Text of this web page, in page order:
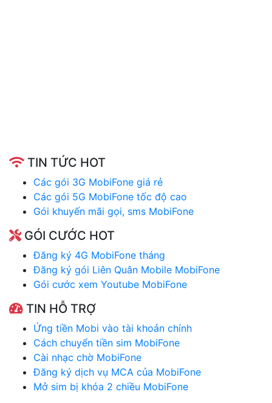
TIN TỨC HOT
Các gói 3G MobiFone giá rẻ
Các gói 5G MobiFone tốc độ cao
Gói khuyến mãi gọi, sms MobiFone
GÓI CƯỚC HOT
Đăng ký 4G MobiFone tháng
Đăng ký gói Liên Quân Mobile MobiFone
Gói cước xem Youtube MobiFone
TIN HỖ TRỢ
Ứng tiền Mobi vào tài khoản chính
Cách chuyển tiền sim MobiFone
Cài nhạc chờ MobiFone
Đăng ký dịch vụ MCA của MobiFone
Mở sim bị khóa 2 chiều MobiFone